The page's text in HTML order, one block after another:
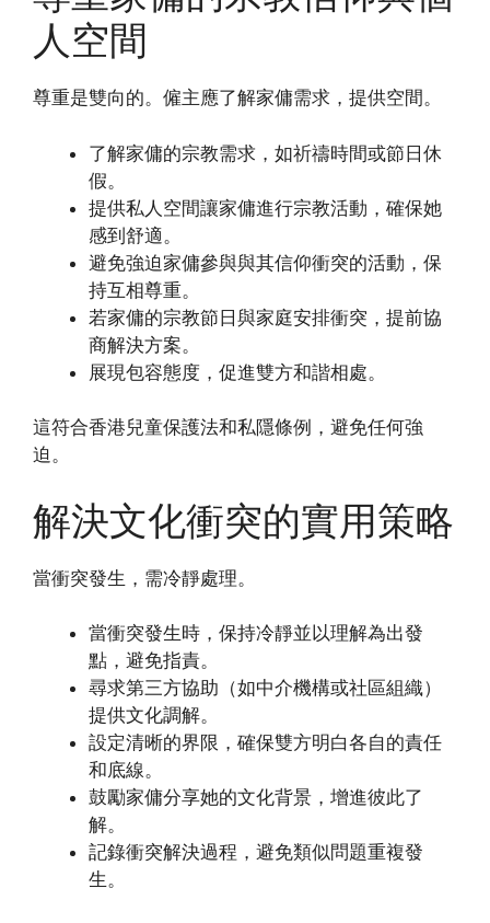
人空間
尊重是雙向的。僱主應了解家傭需求，提供空間。
了解家傭的宗教需求，如祈禱時間或節日休
假。
提供私人空間讓家傭進行宗教活動，確保她
感到舒適。
避免強迫家傭參與與其信仰衝突的活動，保
持互相尊重。
若家傭的宗教節日與家庭安排衝突，提前協
商解決方案。
展現包容態度，促進雙方和諧相處。
這符合香港兒童保護法和私隱條例，避免任何強
迫。
解決文化衝突的實用策略
當衝突發生，需冷靜處理。
當衝突發生時，保持冷靜並以理解為出發
點，避免指責。
尋求第三方協助（如中介機構或社區組織）
提供文化調解。
設定清晰的界限，確保雙方明白各自的責任
和底線。
鼓勵家傭分享她的文化背景，增進彼此了
解。
記錄衝突解決過程，避免類似問題重複發
生。